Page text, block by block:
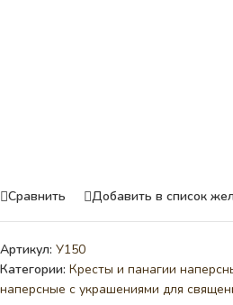
Сравнить Добавить в список
Артикул: У150
Категории: Кресты и панагии
наперсные с украшениями для